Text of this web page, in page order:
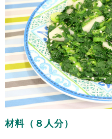
材料（８人分）